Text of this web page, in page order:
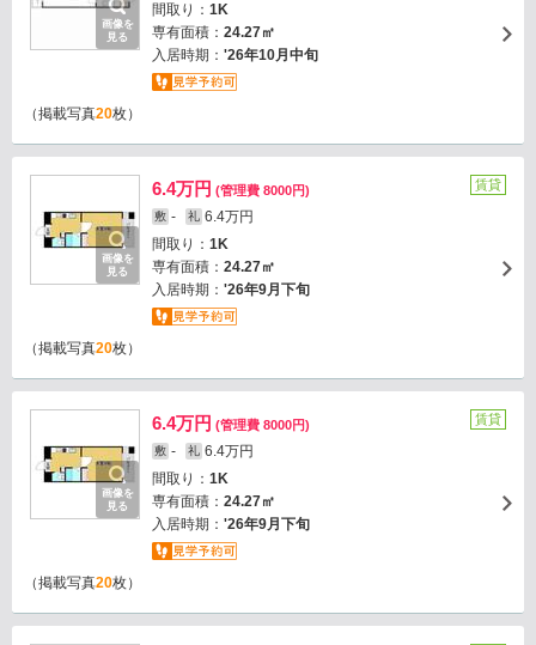
画像を
見る
間取り： 1K
専有面積： 24.27㎡
入居時期： '26年10月中旬
（掲載写真20枚）
画像を
見る
6.4万円 (管理費 8000円)
敷 - 礼 6.4万円
間取り： 1K
専有面積： 24.27㎡
入居時期： '26年9月下旬
賃貸
（掲載写真20枚）
画像を
見る
6.4万円 (管理費 8000円)
敷 - 礼 6.4万円
間取り： 1K
専有面積： 24.27㎡
入居時期： '26年9月下旬
賃貸
（掲載写真20枚）